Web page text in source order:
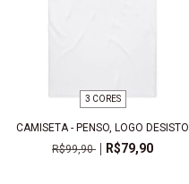
3 CORES
CAMISETA - PENSO, LOGO DESISTO
R$99,90
R$79,90